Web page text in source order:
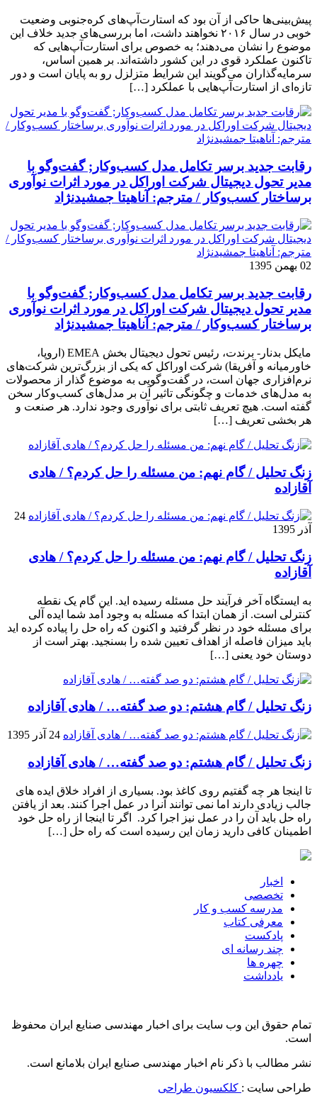
پیش‌بینی‌ها حاکی از آن بود که استارت‌آپ‌های کره‌جنوبی وضعیت
خوبی در سال ۲۰۱۶ نخواهند داشت، اما بررسی‌های جدید خلاف این
موضوع را نشان می‌دهند؛ به خصوص برای استارت‌آپ‌هایی که
تاکنون عملکرد قوی در این کشور داشته‌اند. بر همین اساس،
سرمایه‌گذاران می‌گویند این شرایط متزلزل رو به پایان است و دور
تازه‌ای از استارت‌آپ‌هایی با عملکرد […]
رقابت جدید برسر تکامل مدل کسب‌و‌کار; گفت‌وگو با
مدیر تحول دیجیتال شرکت اوراکل در مورد اثرات نوآوری
برساختار کسب‌وکار / مترجم: آناهیتا جمشیدنژاد
02 بهمن 1395
رقابت جدید برسر تکامل مدل کسب‌و‌کار; گفت‌وگو با
مدیر تحول دیجیتال شرکت اوراکل در مورد اثرات نوآوری
برساختار کسب‌وکار / مترجم: آناهیتا جمشیدنژاد
مایکل بدنار- برندت، رئیس تحول دیجیتال بخش EMEA (اروپا،
خاورمیانه و آفریقا) شرکت اوراکل که یکی از بزرگ‌ترین شرکت‌های
نرم‌افزاری جهان است، در گفت‌وگویی به موضوع گذار از محصولات
به مدل‌های خدمات و چگونگی تاثیر آن بر مدل‌های کسب‌و‌کار سخن
گفته است. هیچ تعریف ثابتی برای نوآوری وجود ندارد. هر صنعت و
هر بخشی تعریف […]
زنگ تحلیل / گام نهم: من مسئله را حل کردم؟ / هادی
آقازاده
24
آذر 1395
زنگ تحلیل / گام نهم: من مسئله را حل کردم؟ / هادی
آقازاده
به ایستگاه آخر فرآیند حل مسئله رسیده اید. این گام یک نقطه
کنترلی است. از همان ابتدا که مسئله به وجود آمد شما ایده آلی
برای مسئله خود در نظر گرفتید و اکنون که راه حل را پیاده کرده اید
باید میزان فاصله از اهداف تعیین شده را بسنجید. بهتر است از
دوستان خود یعنی […]
زنگ تحلیل / گام هشتم: دو صد گفته… / هادی آقازاده
24 آذر 1395
زنگ تحلیل / گام هشتم: دو صد گفته… / هادی آقازاده
تا اینجا هر چه گفتیم روی کاغذ بود. بسیاری از افراد خلاق ایده های
جالب زیادی دارند اما نمی توانند آنرا در عمل اجرا کنند. بعد از یافتن
راه حل باید آن را در عمل نیز اجرا کرد. اگر تا اینجا از راه حل خود
اطمینان کافی دارید زمان این رسیده است که راه حل […]
اخبار
تخصصی
مدرسه کسب و کار
معرفی کتاب
پادکست
چند رسانه ای
چهره ها
یادداشت
تمام حقوق این وب سایت برای اخبار مهندسی صنایع ایران محفوظ
است.
نشر مطالب با ذکر نام اخبار مهندسی صنایع ایران بلامانع است.
طراحی سایت : کلکسیون طراحی